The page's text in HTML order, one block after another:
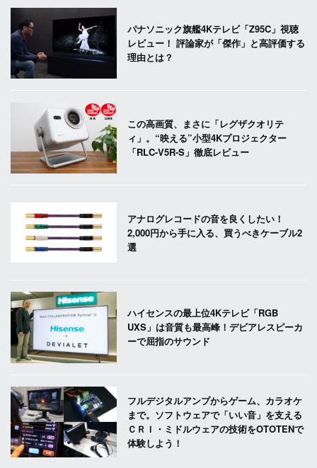
パナソニック旗艦4Kテレビ「Z95C」視聴
レビュー！ 評論家が「傑作」と高評価する
理由とは？
この高画質、まさに「レグザクオリテ
ィ」。“映える”小型4Kプロジェクター
「RLC-V5R-S」徹底レビュー
アナログレコードの音を良くしたい！
2,000円から手に入る、買うべきケーブル2
選
ハイセンスの最上位4Kテレビ「RGB
UXS」は音質も最高峰！デビアレスピーカ
ーで屈指のサウンド
フルデジタルアンプからゲーム、カラオケ
まで。ソフトウェアで「いい音」を支える
ＣＲＩ・ミドルウェアの技術をOTOTENで
体験しよう！